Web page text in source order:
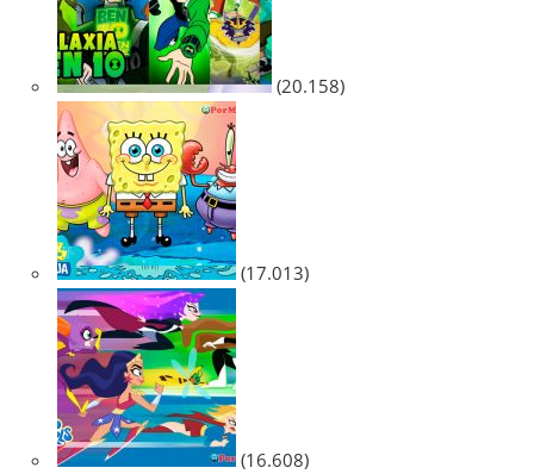
(20.158)
(17.013)
(16.608)